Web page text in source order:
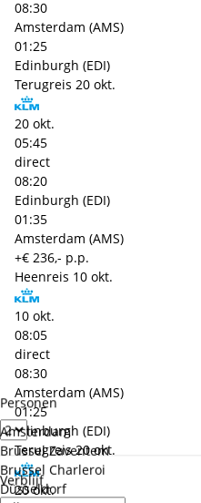
Personen
Verblijf
Amsterdam
Brussel Zaventem
Brussel Charleroi
Düsseldorf
08:30
Amsterdam (AMS)
01:25
Edinburgh (EDI)
Terugreis 20 okt.
20 okt.
05:45
direct
08:20
Edinburgh (EDI)
01:35
Amsterdam (AMS)
+€ 236,- p.p.
Heenreis 10 okt.
10 okt.
08:05
direct
08:30
Amsterdam (AMS)
01:25
Edinburgh (EDI)
Terugreis 20 okt.
20 okt.